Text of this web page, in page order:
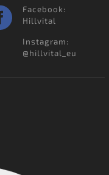
Facebook:
Hillvital
Instagram:
@hillvital_eu